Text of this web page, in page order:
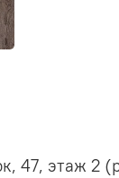
47, этаж 2